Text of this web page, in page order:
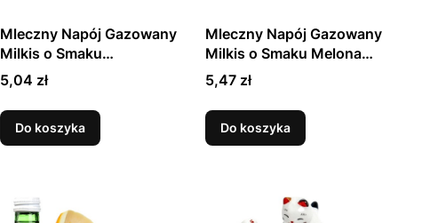
Mleczny Napój Gazowany
Milkis o Smaku
Truskawkowym 250ml
LOTTE
Cena
5,04 zł
Do koszyka
Mleczny Napój Gazowany
Milkis o Smaku Melona
250ml LOTTE
Cena
5,47 zł
Do koszyka